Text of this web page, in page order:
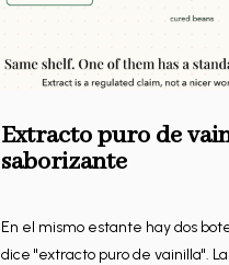
Extracto puro de
saborizante
En el mismo estante hay dos
dice "extracto puro de vainilla". La